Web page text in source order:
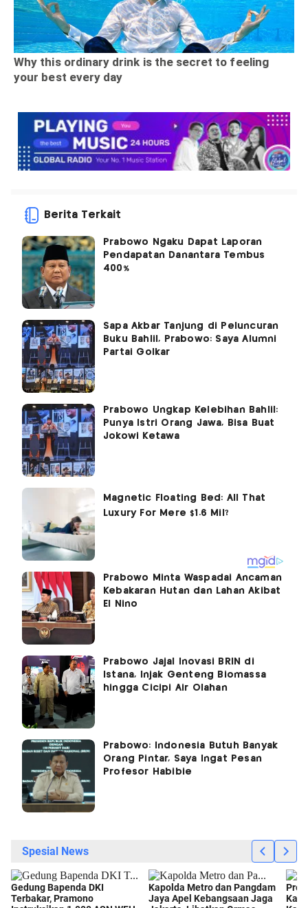
Berita Terkait
Prabowo Ngaku Dapat Laporan
Pendapatan Danantara Tembus
400%
Sapa Akbar Tanjung di Peluncuran
Buku Bahlil, Prabowo: Saya Alumni
Partai Golkar
Prabowo Ungkap Kelebihan Bahlil:
Punya Istri Orang Jawa, Bisa Buat
Jokowi Ketawa
Prabowo Minta Waspadai Ancaman
Kebakaran Hutan dan Lahan Akibat
El Nino
Prabowo Jajal Inovasi BRIN di
Istana, Injak Genteng Biomassa
hingga Cicipi Air Olahan
Prabowo: Indonesia Butuh Banyak
Orang Pintar, Saya Ingat Pesan
Profesor Habibie